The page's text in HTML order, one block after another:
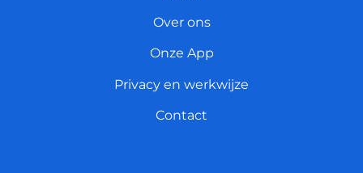
Over ons
Onze App
Privacy en werkwijze
Contact